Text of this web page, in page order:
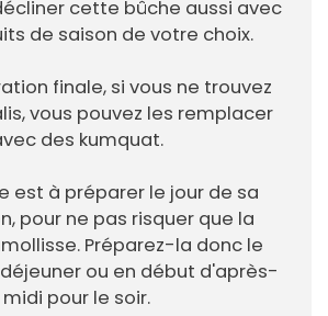
cette bûche aussi avec
de saison de votre choix.
finale, si vous ne trouvez
vous pouvez les remplacer
des kumquat.
est à préparer le jour de sa
pour ne pas risquer que la
Préparez-la donc le
ou en début d'après-
midi pour le soir.